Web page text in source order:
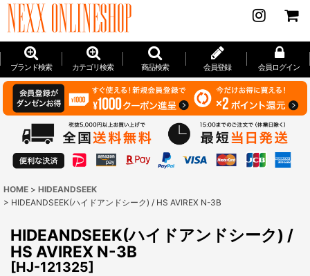
ブランド検索 カテゴリ検索 商品検索 会員登録 会員ログイン
HOME > HIDEANDSEEK
> HIDEANDSEEK(ハイドアンドシーク) / HS AVIREX N-3B
HIDEANDSEEK(ハイドアンドシーク) /
HS AVIREX N-3B
[HJ-121325]